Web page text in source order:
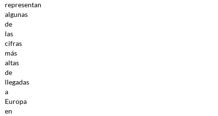
representan
algunas
de
las
cifras
más
altas
de
llegadas
a
Europa
en